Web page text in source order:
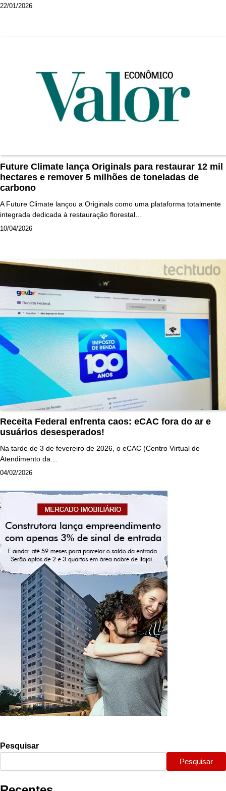
22/01/2026
Future Climate lança Originals para restaurar 12 mil
hectares e remover 5 milhões de toneladas de
carbono
A Future Climate lançou a Originals como uma plataforma totalmente
integrada dedicada à restauração florestal…
10/04/2026
Receita Federal enfrenta caos: eCAC fora do ar e
usuários desesperados!
Na tarde de 3 de fevereiro de 2026, o eCAC (Centro Virtual de
Atendimento da…
04/02/2026
Pesquisar
Pesquisar